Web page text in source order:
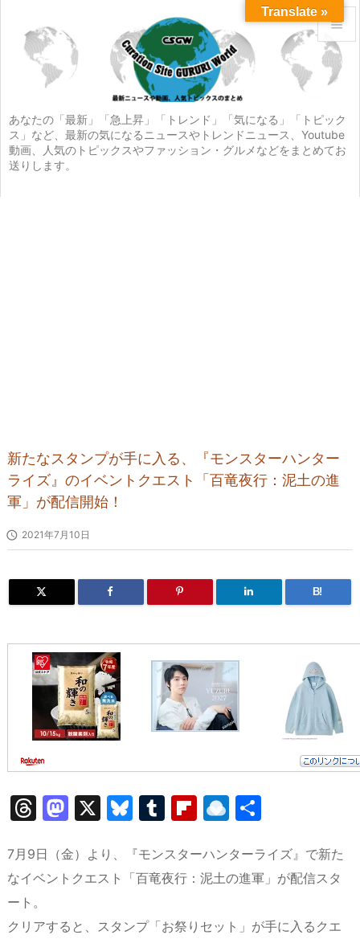
あなたの「最新」「急上昇」「トレンド」「気になる」「トピック
ス」など、最新の気になるニュースやトレンドニュース、Youtube
動画、人気のトピックスやファッション・グルメなどをまとめてお
送りします。


メニュ
サイド

前へ
新たなスタンプが手に入る、『モンスターハンター
ライズ』のイベントクエスト「百竜夜行：泥土の進
軍」が配信開始！
 2021年7月10日
B!
T
e
a
d
s
M
st
o
o
X
Bl
e
s
y
T
m
bl
Fl
b
o
d
R
n
dr
p.
7月9日（金）より、『モンスターハンターライズ』で新た
なイベントクエスト「百竜夜行：泥土の進軍」が配信スタ
ート。
クリアすると、スタンプ「お祭りセット」が手に入るクエ
Translate »